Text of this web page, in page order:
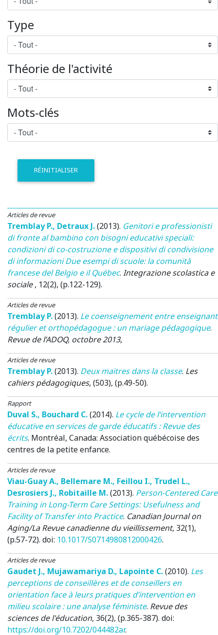
Type
Théorie de l'activité
Mots-clés
RÉINITIALISER
Articles de revue
Tremblay P., Detraux J.(2013). Genitori e professionisti
di fronte al bambino con bisogni educativi speciali:
condizioni di co-costruzione e dispositivi di condivisione
di informazioni Due esempi di scuole: la comunità
francese del Belgio e il Québec. Integrazione scolastica e
sociale, 12(2), (p.122-129).
Articles de revue
Tremblay P.(2013). Le coenseignement entre enseignant
régulier et orthopédagogue : un mariage pédagogique.
Revue de l’ADOQ, octobre 2013,
Articles de revue
Tremblay P.(2013). Deux maitres dans la classe. Les
cahiers pédagogiques, (503), (p.49-50).
Rapport
Duval S., Bouchard C.(2014). Le cycle de l’intervention
éducative en services de garde éducatifs : Revue des
écrits. Montréal, Canada: Association québécoise des
centres de la petite enfance.
Articles de revue
Viau-Guay A., Bellemare M., Feillou I., Trudel L.,
Desrosiers J., Robitaille M.(2013). Person-Centered Care
Training in Long-Term Care Settings: Usefulness and
Facility of Transfer into Practice. Canadian Journal on
Aging/La Revue canadienne du vieillissement, 32(1),
(p.57-72). doi: 10.1017/S0714980812000426.
Articles de revue
Gaudet J., Mujawamariya D., Lapointe C.(2010). Les
perceptions de conseillères et de conseillers en
orientation face à leurs pratiques d’intervention en
milieu scolaire : une analyse féministe. Revue des
sciences de l'éducation, 36(2), (p.365-387). doi:
https://doi.org/10.7202/044482ar.